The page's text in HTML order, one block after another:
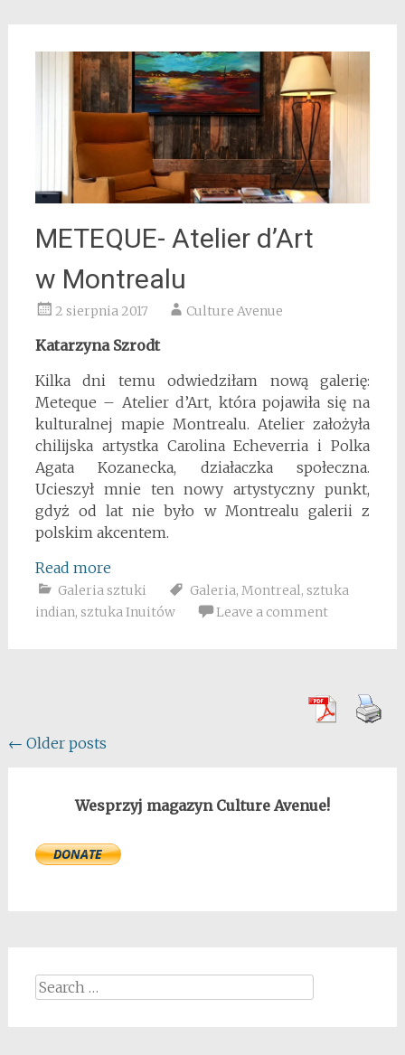
METEQUE- Atelier d’Art
w Montrealu
2 sierpnia 2017 Culture Avenue
Katarzyna Szrodt
Kilka dni temu odwiedziłam nową galerię:
Meteque – Atelier d’Art, która pojawiła się na
kulturalnej mapie Montrealu. Atelier założyła
chilijska artystka Carolina Echeverria i Polka
Agata Kozanecka, działaczka społeczna.
Ucieszył mnie ten nowy artystyczny punkt,
gdyż od lat nie było w Montrealu galerii z
polskim akcentem.
Read more
Galeria sztuki Galeria, Montreal, sztuka
indian, sztuka Inuitów Leave a comment
Posts
← Older posts
Wesprzyj magazyn Culture Avenue!
Search